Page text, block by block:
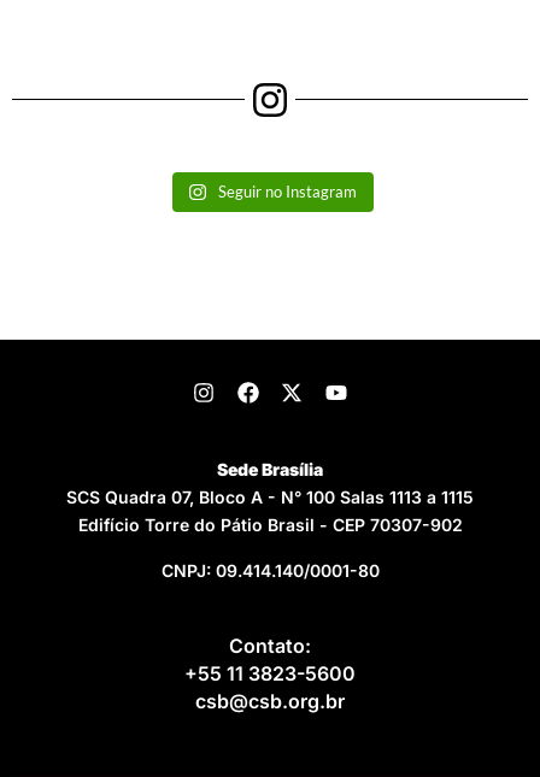
Seguir no Instagram
Sede Brasília
SCS Quadra 07, Bloco A - N° 100 Salas 1113 a 1115
Edifício Torre do Pátio Brasil - CEP 70307-902
CNPJ: 09.414.140/0001-80
Contato:
+55 11 3823-5600
csb@csb.org.br